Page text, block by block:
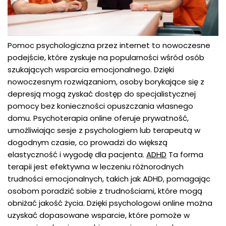
Pomoc psychologiczna przez internet to nowoczesne
podejście, które zyskuje na popularności wśród osób
szukających wsparcia emocjonalnego. Dzięki
nowoczesnym rozwiązaniom, osoby borykające się z
depresją mogą zyskać dostęp do specjalistycznej
pomocy bez konieczności opuszczania własnego
domu. Psychoterapia online oferuje prywatność,
umożliwiając sesje z psychologiem lub terapeutą w
dogodnym czasie, co prowadzi do większą
elastyczność i wygodę dla pacjenta. ADHD Ta forma
terapii jest efektywna w leczeniu różnorodnych
trudności emocjonalnych, takich jak ADHD, pomagając
osobom poradzić sobie z trudnościami, które mogą
obniżać jakość życia. Dzięki psychologowi online można
uzyskać dopasowane wsparcie, które pomoże w